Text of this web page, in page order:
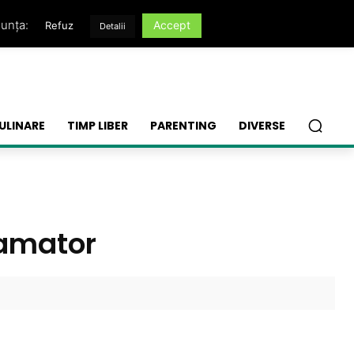
TIMP LIBER PARENTING DIVERSE
Refuz Detalii Accept